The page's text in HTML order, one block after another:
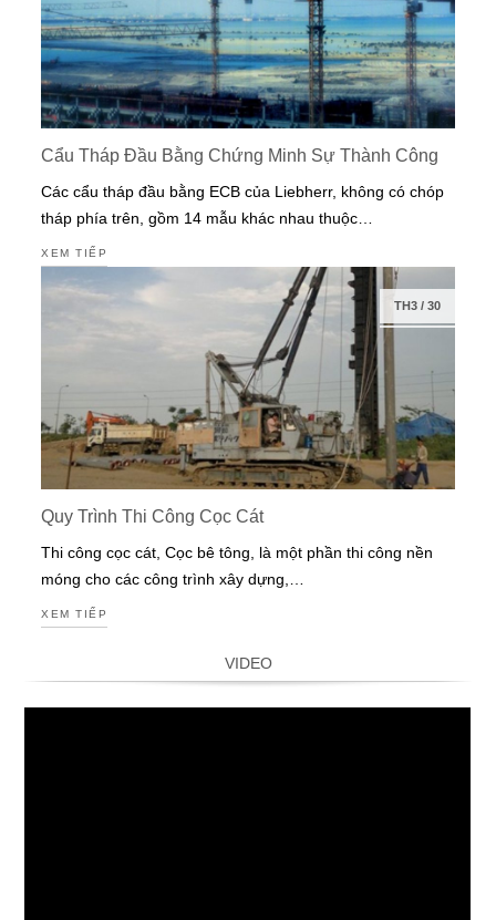
Cẩu Tháp Đầu Bằng Chứng Minh Sự Thành Công
Các cẩu tháp đầu bằng ECB của Liebherr, không có chóp
tháp phía trên, gồm 14 mẫu khác nhau thuộc…
XEM TIẾP
TH3/ 30
Quy Trình Thi Công Cọc Cát
Thi công cọc cát, Cọc bê tông, là một phần thi công nền
móng cho các công trình xây dựng,…
XEM TIẾP
VIDEO